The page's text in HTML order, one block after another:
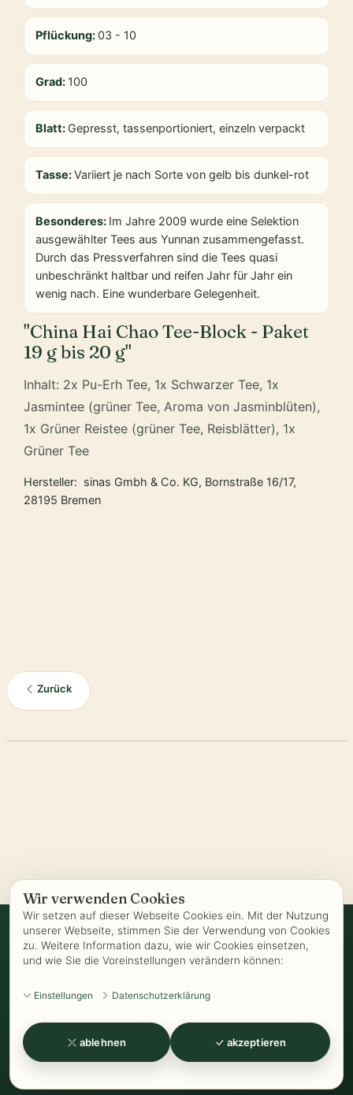
Wir verwenden Cookies
Wir setzen auf dieser Webseite Cookies ein. Mit der Nutzung
unserer Webseite, stimmen Sie der Verwendung von Cookies
zu. Weitere Information dazu, wie wir Cookies einsetzen,
und wie Sie die Voreinstellungen verändern können:
Einstellungen Datenschutzerklärung
ablehnen akzeptieren
Pflückung: 03 - 10
Grad: 100
Blatt: Gepresst, tassenportioniert, einzeln verpackt
Tasse:Variiert je nach Sorte von gelb bis dunkel-rot
Besonderes: Im Jahre 2009 wurde eine Selektion
ausgewählter Tees aus Yunnan zusammengefasst.
Durch das Pressverfahren sind die Tees quasi
unbeschränkt haltbar und reifen Jahr für Jahr ein
wenig nach. Eine wunderbare Gelegenheit.
"China Hai Chao Tee-Block - Paket
19 g bis 20 g"
Inhalt: 2x Pu-Erh Tee, 1x Schwarzer Tee, 1x
Jasmintee (grüner Tee, Aroma von Jasminblüten),
1x Grüner Reistee (grüner Tee, Reisblätter), 1x
Grüner Tee
Hersteller: sinas Gmbh & Co. KG, Bornstraße 16/17,
28195 Bremen
Zurück
Vertrag widerrufen
AGB Biozertifizierung - Datenschutz
Widerrufsformular-Zahlung
www.Kathrins-Teeladen.de -www.Kathrins-Teeshop.de